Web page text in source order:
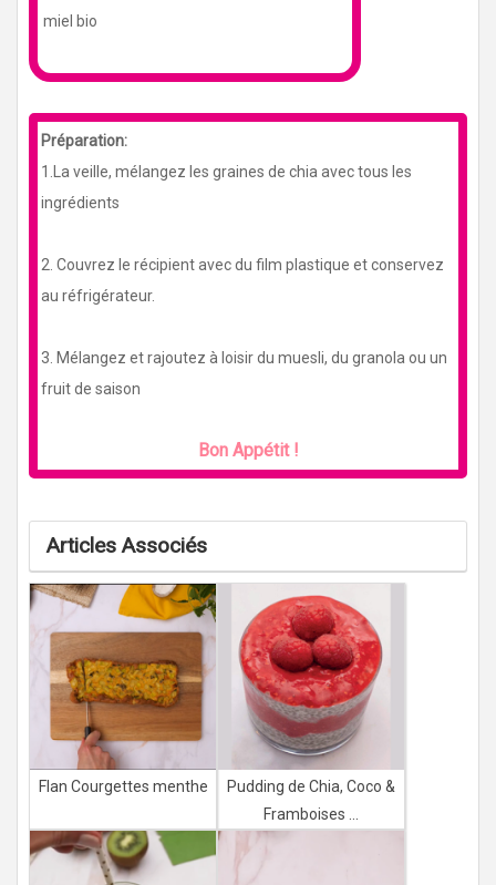
miel bio
Préparation:
1.La veille, mélangez les graines de chia avec tous les
ingrédients
2. Couvrez le récipient avec du film plastique et conservez
au réfrigérateur.
3. Mélangez et rajoutez à loisir du muesli, du granola ou un
fruit de saison
Bon Appétit !
Articles Associés
Flan Courgettes menthe
Pudding de Chia, Coco &
Framboises ...